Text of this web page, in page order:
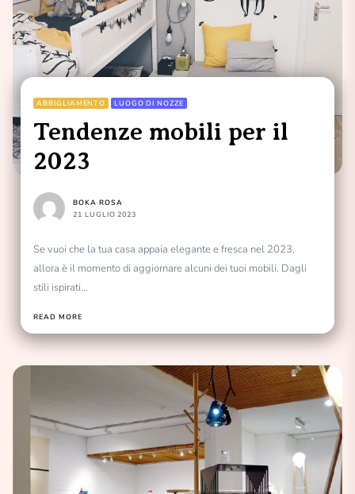
ABBIGLIAMENTO LUOGO DI NOZZE
Tendenze mobili per il
2023
BOKA ROSA
21 LUGLIO 2023
Se vuoi che la tua casa appaia elegante e fresca nel 2023,
allora è il momento di aggiornare alcuni dei tuoi mobili. Dagli
stili ispirati...
READ MORE